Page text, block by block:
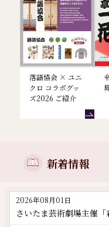
落語協会 × ユニ
クロ コラボグッ
ズ2026 ご紹介
新着情報
2026年08月01日
さいたま芸術劇場主催「